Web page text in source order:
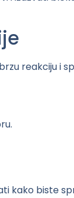
reakciju i
kako biste